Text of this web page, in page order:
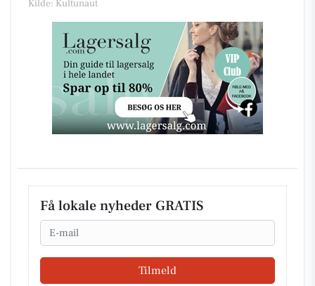
Kilde: Kultunaut
Få lokale nyheder GRATIS
Email
Tilmeld